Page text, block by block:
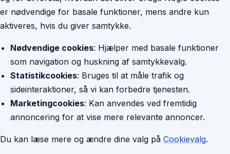
er nødvendige for basale funktioner, mens andre kun
aktiveres, hvis du giver samtykke.
Nødvendige cookies: Hjælper med basale funktioner
som navigation og huskning af samtykkevalg.
Statistikcookies: Bruges til at måle trafik og
sideinteraktioner, så vi kan forbedre tjenesten.
Marketingcookies: Kan anvendes ved fremtidig
annoncering for at vise mere relevante annoncer.
Du kan læse mere og ændre dine valg på Cookievalg.